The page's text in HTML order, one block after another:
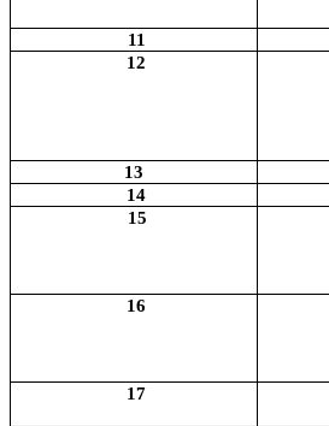
11
12
13
14
15
16
17